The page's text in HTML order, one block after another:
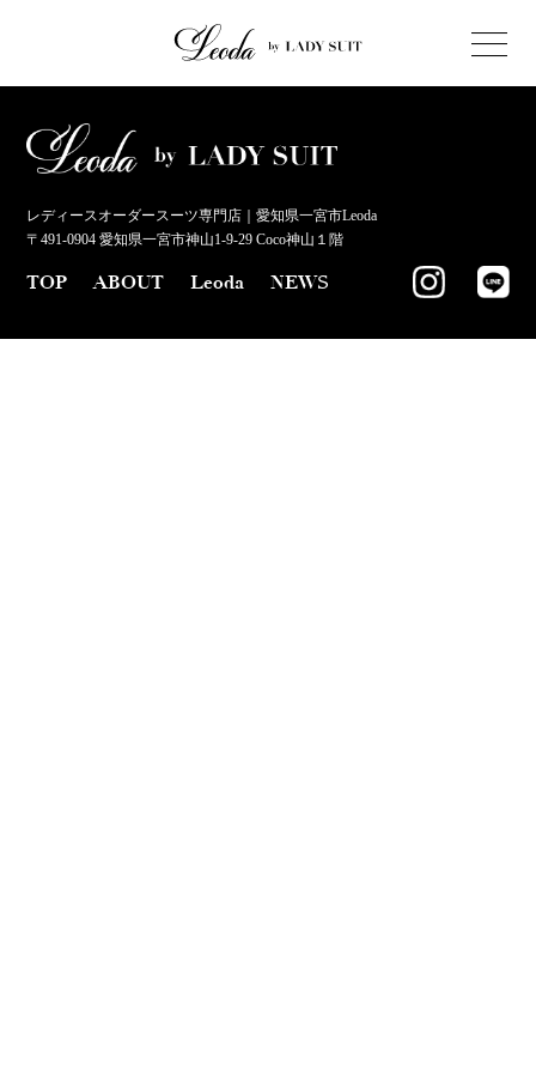
レディースオーダースーツ専門店｜愛知県一宮市Leoda
〒491-0904 愛知県一宮市神山1-9-29 Coco神山１階
TOP ABOUT Leoda NEWS